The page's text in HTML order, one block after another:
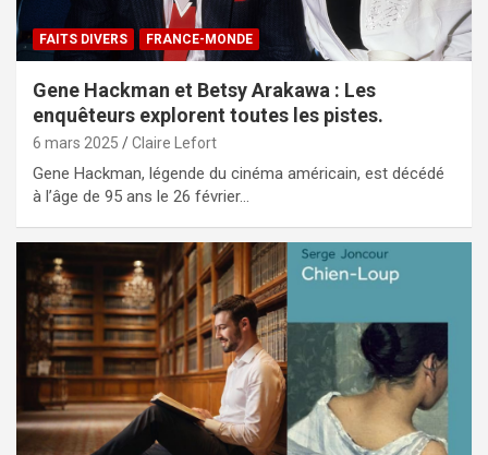
FAITS DIVERS FRANCE-MONDE
Gene Hackman et Betsy Arakawa : Les
enquêteurs explorent toutes les pistes.
6 mars 2025 Claire Lefort
Gene Hackman, légende du cinéma américain, est décédé
à l’âge de 95 ans le 26 février…